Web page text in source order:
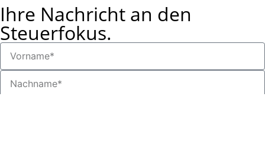
Ihre Nachricht an den
Steuerfokus.